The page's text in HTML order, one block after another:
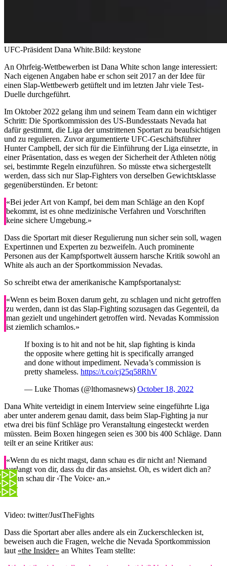
UFC-Präsident Dana White.Bild: keystone
An Ohrfeig-Wettbewerben ist Dana White schon lange interessiert:
Nach eigenen Angaben habe er schon seit 2017 an der Idee für
einen Slap-Wettbewerb getüftelt und im letzten Jahr viele Test-
Duelle durchgeführt.
Im Oktober 2022 gelang ihm und seinem Team dann ein wichtiger
Schritt: Die Sportkommission des US-Bundesstaats Nevada hat
dafür gestimmt, die Liga der umstrittenen Sportart zu beaufsichtigen
und zu regulieren. Zuvor argumentierte UFC-Geschäftsführer
Hunter Campbell, der sich für die Einführung der Liga einsetzte, in
einer Präsentation, dass es wegen der Sicherheit der Athleten nötig
sei, bestimmte Regeln einzuführen. So müsste etwa sichergestellt
werden, dass sich nur Slap-Fighters von derselben Gewichtsklasse
gegenüberstünden. Er betont:
«Bei jeder Art von Kampf, bei dem man Schläge an den Kopf
bekommt, ist es ohne medizinische Verfahren und Vorschriften
keine sichere Umgebung.»
Dass die Sportart mit dieser Regulierung nun sicher sein soll, wagen
Expertinnen und Experten zu bezweifeln. Auch prominente
Personen aus der Kampfsportwelt äussern harsche Kritik sowohl an
White als auch an der Sportkommission Nevadas.
So schreibt etwa der amerikanische Kampfsportanalyst:
«Wenn es beim Boxen darum geht, zu schlagen und nicht getroffen
zu werden, dann ist das Slap-Fighting sozusagen das Gegenteil, da
man gezielt und ungehindert getroffen wird. Nevadas Kommission
ist ziemlich schamlos.»
If boxing is to hit and not be hit, slap fighting is kinda
the opposite where getting hit is specifically arranged
and done without impediment. Nevada’s commission is
pretty shameless. https://t.co/cj25q58RhV
— Luke Thomas (@lthomasnews) October 18, 2022
Dana White verteidigt in einem Interview seine eingeführte Liga
aber unter anderem genau damit, dass beim Slap-Fighting ja nur
etwa drei bis fünf Schläge pro Veranstaltung eingesteckt werden
müssten. Beim Boxen hingegen seien es 300 bis 400 Schläge. Dann
teilt er an seine Kritiker aus:
«Wenn du es nicht magst, dann schau es dir nicht an! Niemand
verlangt von dir, dass du dir das ansiehst. Oh, es widert dich an?
Dann schau dir ‹The Voice› an.»
Video: twitter/JustTheFights
Dass die Sportart aber alles andere als ein Zuckerschlecken ist,
beweisen auch die Fragen, welche die Nevada Sportkommission
laut «the Insider» an Whites Team stellte: